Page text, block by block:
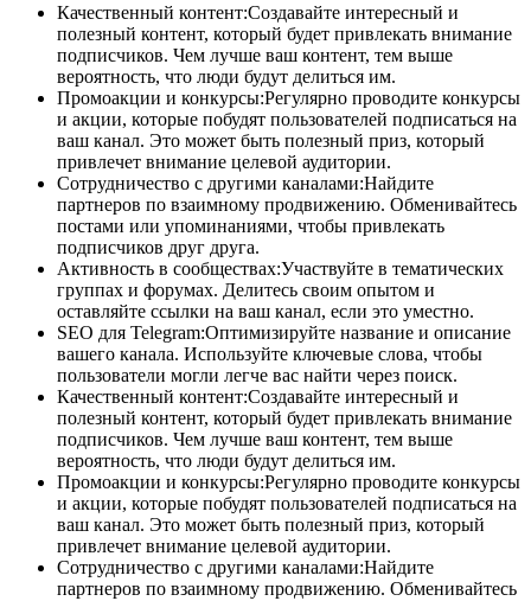
Качественный контент:Создавайте интересный и
полезный контент, который будет привлекать внимание
подписчиков. Чем лучше ваш контент, тем выше
вероятность, что люди будут делиться им.
Промоакции и конкурсы:Регулярно проводите конкурсы
и акции, которые побудят пользователей подписаться на
ваш канал. Это может быть полезный приз, который
привлечет внимание целевой аудитории.
Сотрудничество с другими каналами:Найдите
партнеров по взаимному продвижению. Обменивайтесь
постами или упоминаниями, чтобы привлекать
подписчиков друг друга.
Активность в сообществах:Участвуйте в тематических
группах и форумах. Делитесь своим опытом и
оставляйте ссылки на ваш канал, если это уместно.
SEO для Telegram:Оптимизируйте название и описание
вашего канала. Используйте ключевые слова, чтобы
пользователи могли легче вас найти через поиск.
Качественный контент:Создавайте интересный и
полезный контент, который будет привлекать внимание
подписчиков. Чем лучше ваш контент, тем выше
вероятность, что люди будут делиться им.
Промоакции и конкурсы:Регулярно проводите конкурсы
и акции, которые побудят пользователей подписаться на
ваш канал. Это может быть полезный приз, который
привлечет внимание целевой аудитории.
Сотрудничество с другими каналами:Найдите
партнеров по взаимному продвижению. Обменивайтесь